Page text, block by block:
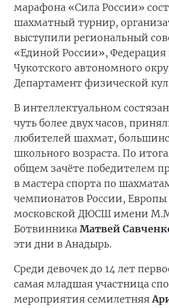
марафона «Сила России»
шахматный турнир,
выступили региональный
«Единой России»,
Чукотского автономного
Департамент физической
В интеллектуальном
чуть более двух часов,
любителей шахмат,
школьного возраста. По
общем зачёте победителем
в мастера спорта по
чемпионатов России,
московской ДЮСШ имени
Ботвинника Матвей
эти дни в Анадырь.
Среди девочек до 14 лет
самая младшая участница
мероприятия семилетняя